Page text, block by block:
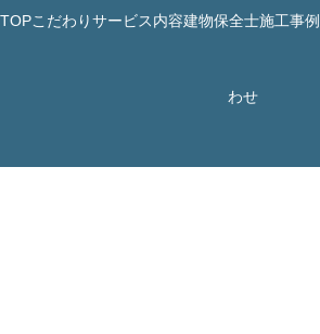
TOPこだわりサービス内容建物保全士施工事例
わせ